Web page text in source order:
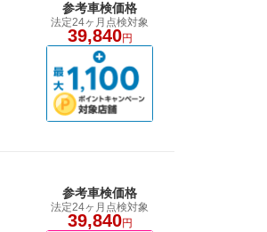
参考車検価格
法定24ヶ月点検対象
39,840円
参考車検価格
法定24ヶ月点検対象
39,840円